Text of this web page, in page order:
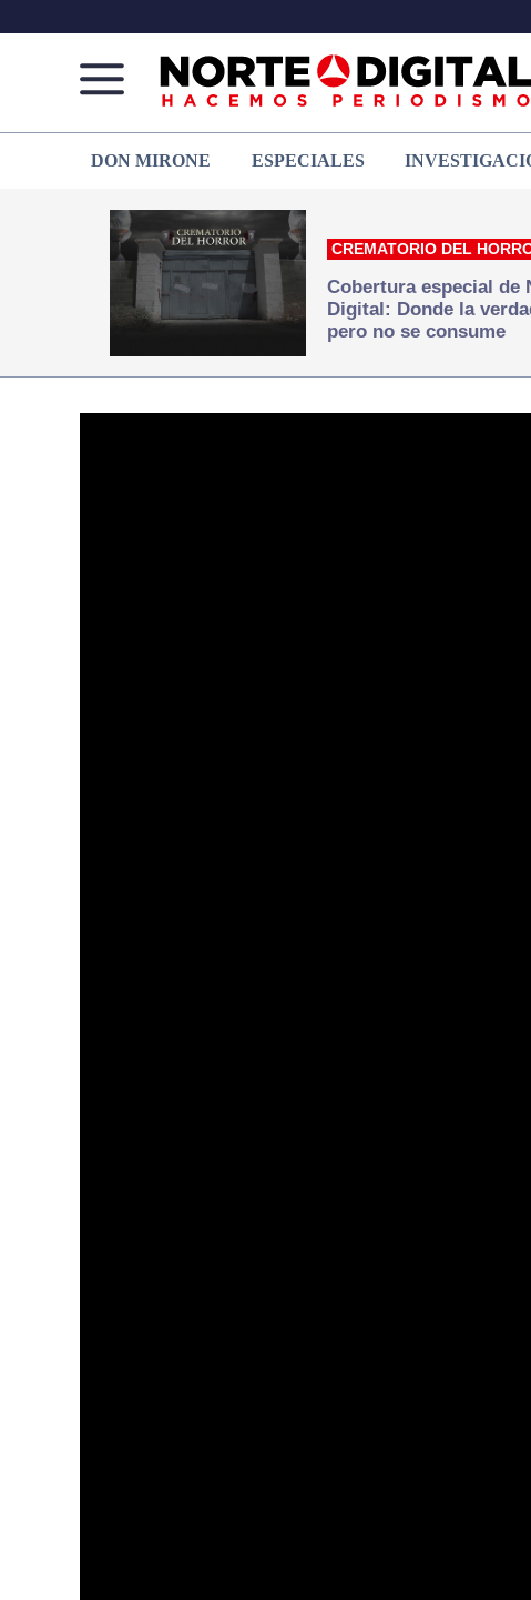
de
Juárez
que
hacemos periodismo
DON MIRONE ESPECIALES
CREMATORIO DEL
Cobertura especial de
Digital: Donde la
pero no se consume